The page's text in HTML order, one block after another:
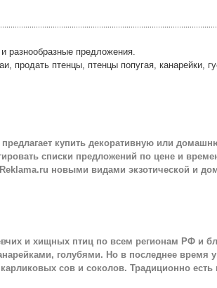
разнообразные предложения.
птенцы, птенцы попугая, канарейки,
купить декоративную или
списки предложений по цене и
новыми видами экзотической и
и хищных птиц по всем регионам РФ и
голубями. Но в последнее время
сов и соколов. Традиционно